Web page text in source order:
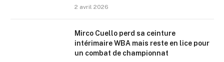
2 avril 2026
Mirco Cuello perd sa ceinture
intérimaire WBA mais reste en lice pour
un combat de championnat